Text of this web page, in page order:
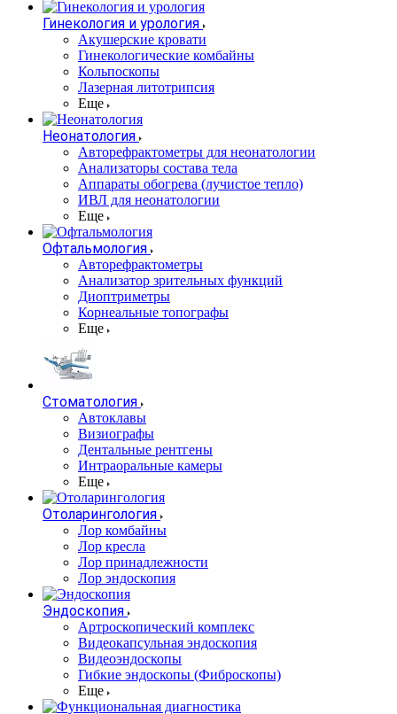
Гинекология и урология
Акушерские кровати
Гинекологические комбайны
Кольпоскопы
Лазерная литотрипсия
Еще
Неонатология
Авторефрактометры для неонатологии
Анализаторы состава тела
Аппараты обогрева (лучистое тепло)
ИВЛ для неонатологии
Еще
Офтальмология
Авторефрактометры
Анализатор зрительных функций
Диоптриметры
Корнеальные топографы
Еще
Стоматология
Автоклавы
Визиографы
Дентальные рентгены
Интраоральные камеры
Еще
Отоларингология
Лор комбайны
Лор кресла
Лор принадлежности
Лор эндоскопия
Эндоскопия
Артроскопический комплекс
Видеокапсульная эндоскопия
Видеоэндоскопы
Гибкие эндоскопы (Фиброcкопы)
Еще